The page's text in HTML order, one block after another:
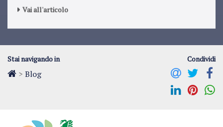
Vai all'articolo
Stai navigando in
> Blog
Condividi